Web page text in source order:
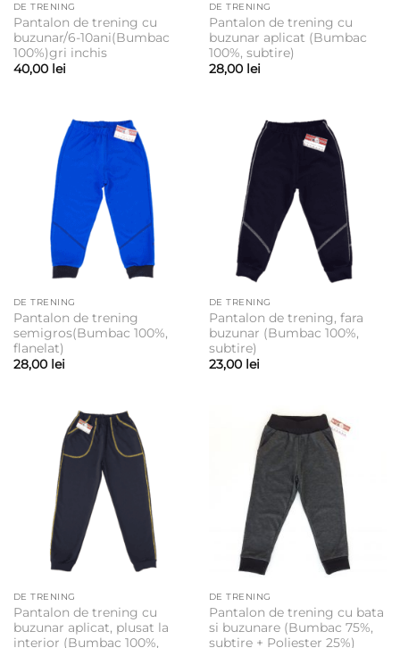
DE TRENING
Pantalon de trening cu
buzunar/6-10ani(Bumbac
100%)gri inchis
40,00 lei
DE TRENING
Pantalon de trening cu
buzunar aplicat (Bumbac
100%, subtire)
28,00 lei
DE TRENING
Pantalon de trening
semigros(Bumbac 100%,
flanelat)
28,00 lei
DE TRENING
Pantalon de trening, fara
buzunar (Bumbac 100%,
subtire)
23,00 lei
DE TRENING
Pantalon de trening cu
buzunar aplicat, plusat la
interior (Bumbac 100%,
DE TRENING
Pantalon de trening cu bata
si buzunare (Bumbac 75%,
subtire + Poliester 25%)